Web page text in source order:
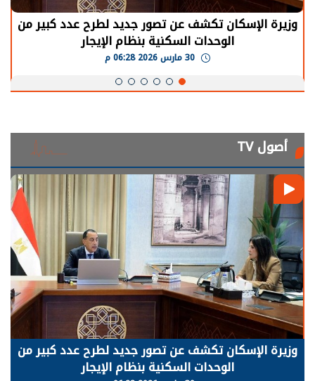
وزيرة الإسكان تكشف عن تصور جديد لطرح عدد كبير من
الوحدات السكنية بنظام الإيجار
أصول TV
وزيرة الإسكان تكشف عن تصور جديد لطرح عدد كبير من
الوحدات السكنية بنظام الإيجار